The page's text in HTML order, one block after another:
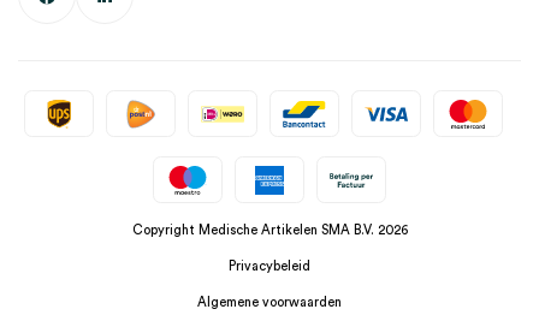
Copyright Medische Artikelen SMA B.V. 2026
Privacybeleid
Algemene voorwaarden